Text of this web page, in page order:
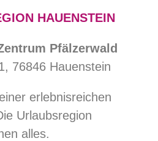
HAUENSTEIN
Pfälzerwald
76846 Hauenstein
erlebnisreichen
Urlaubsregion
alles.